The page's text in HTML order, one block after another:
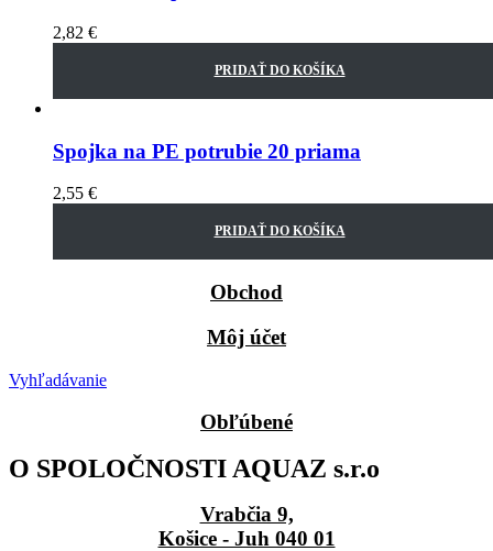
2,82 €
PRIDAŤ DO KOŠÍKA
Spojka na PE potrubie 20 priama
2,55 €
PRIDAŤ DO KOŠÍKA
Obchod
Môj účet
Vyhľadávanie
Obľúbené
O SPOLOČNOSTI AQUAZ s.r.o
Vrabčia 9,
Košice - Juh 040 01